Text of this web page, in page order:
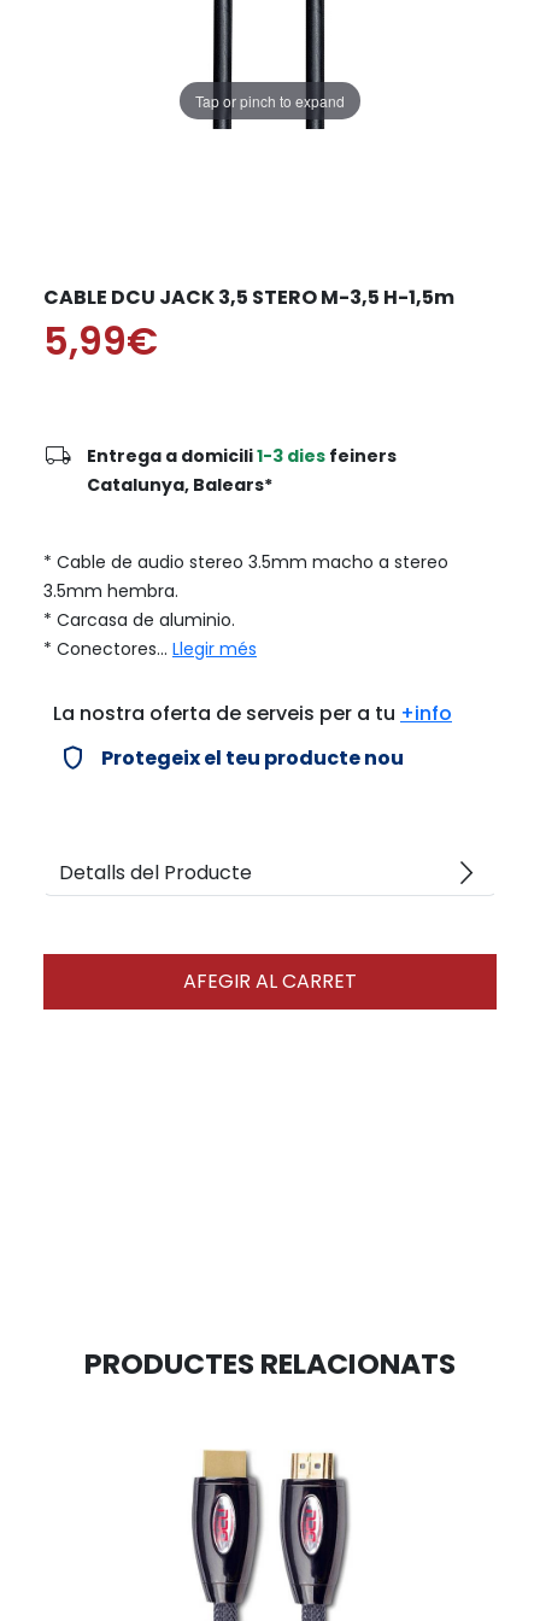
Tap or pinch to expand
CABLE DCU JACK 3,5 STERO M-3,5 H-1,5m
5,99€
local_shipping Entrega a domicili1-3 dies feiners
Catalunya, Balears*
* Cable de audio stereo 3.5mm macho a stereo
3.5mm hembra.
* Carcasa de aluminio.
* Conectores... Llegir més
La nostra oferta de serveis per a tu +info
verified_user Protegeix el teu producte nou
Detalls del Producte arrow_forward_ios
AFEGIR AL CARRET
PRODUCTES RELACIONATS